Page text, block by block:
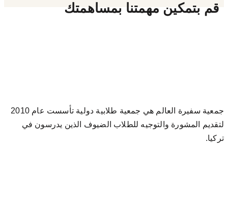
قم بتمكين مهمتنا بمساهمتك
جمعية سفيرة العالم هي جمعية طلابية دولية تأسست عام 2010
لتقديم المشورة والتوجيه للطلاب الضيوف الذين يدرسون في
تركيا.